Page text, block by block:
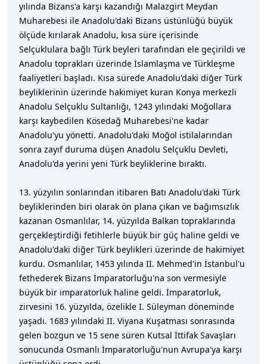
yılında Bizans'a karşı kazandığı Malazgirt Meydan
Muharebesi ile Anadolu'daki Bizans üstünlüğü büyük
ölçüde kırılarak Anadolu, kısa süre içerisinde
Selçuklulara bağlı Türk beyleri tarafından ele geçirildi ve
Anadolu toprakları üzerinde İslamlaşma ve Türkleşme
faaliyetleri başladı. Kısa sürede Anadolu'daki diğer Türk
beyliklerinin üzerinde hakimiyet kuran Konya merkezli
Anadolu Selçuklu Sultanlığı, 1243 yılındaki Moğollara
karşı kaybedilen Kösedağ Muharebesi'ne kadar
Anadolu'yu yönetti. Anadolu'daki Moğol istilalarından
sonra zayıf duruma düşen Anadolu Selçuklu Devleti,
Anadolu'da yerini yeni Türk beyliklerine bıraktı.
13. yüzyılın sonlarından itibaren Batı Anadolu'daki Türk
beyliklerinden biri olarak ön plana çıkan ve bağımsızlık
kazanan Osmanlılar, 14. yüzyılda Balkan topraklarında
gerçekleştirdiği fetihlerle büyük bir güç haline geldi ve
Anadolu'daki diğer Türk beylikleri üzerinde de hakimiyet
kurdu. Osmanlılar, 1453 yılında II. Mehmed'in İstanbul'u
fethederek Bizans İmparatorluğu'na son vermesiyle
büyük bir imparatorluk haline geldi. İmparatorluk,
zirvesini 16. yüzyılda, özelikle I. Süleyman döneminde
yaşadı. 1683 yılındaki II. Viyana Kuşatması sonrasında
gelen bozgun ve 15 sene süren Kutsal İttifak Savaşları
sonucunda Osmanlı İmparatorluğu'nun Avrupa'ya karşı